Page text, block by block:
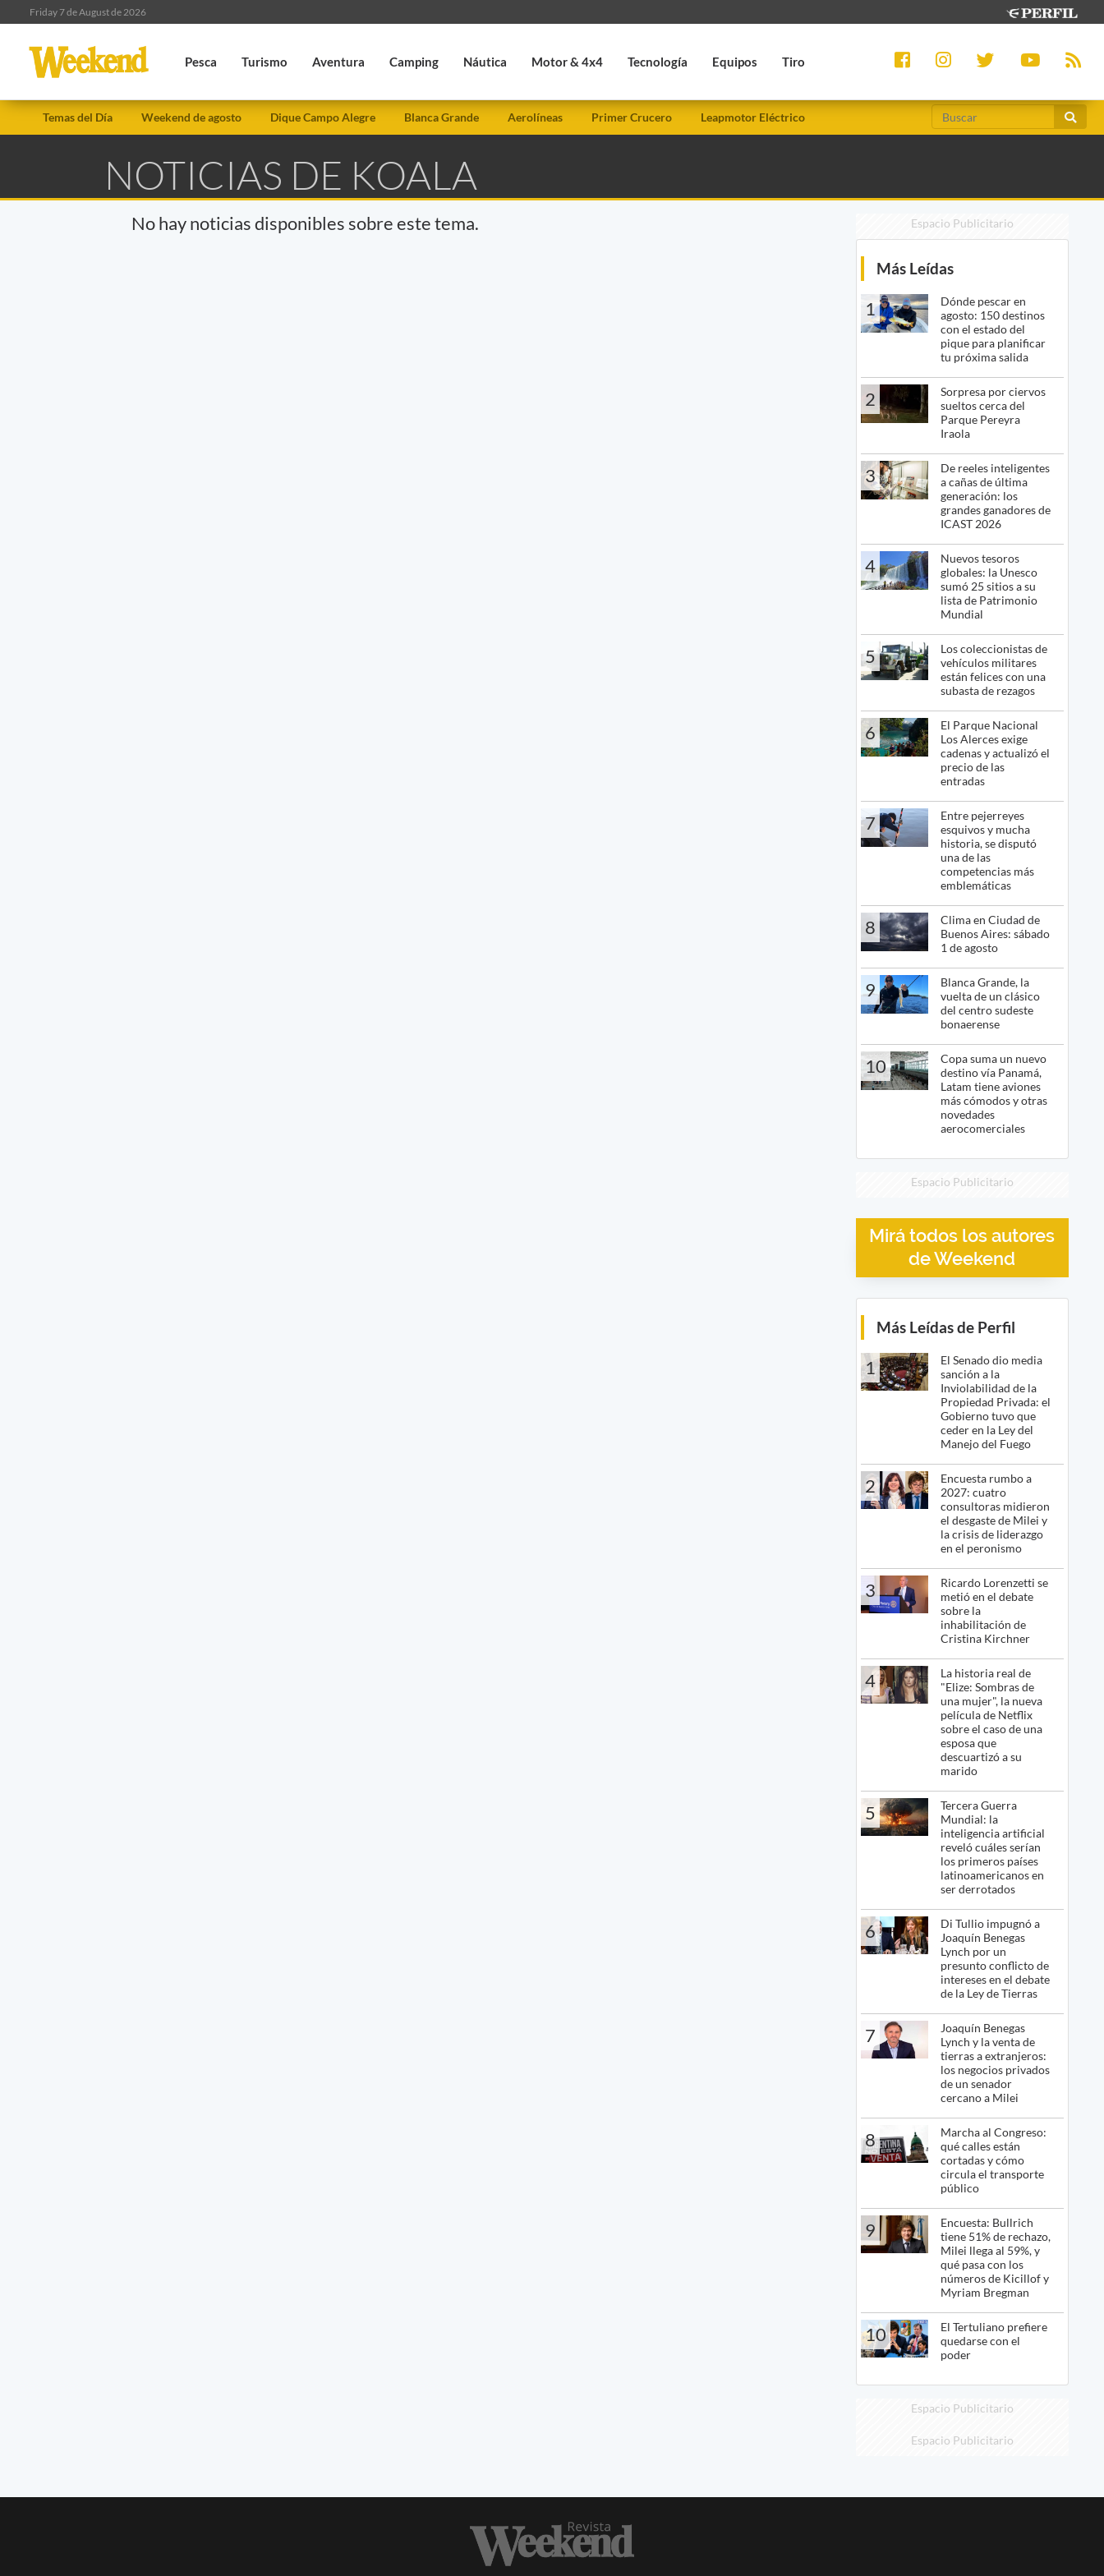
Friday 7 de August de 2026
Pesca Turismo Aventura Camping Náutica Motor & 4x4 Tecnología Equipos Tiro
Temas del Día Weekend de agosto Dique Campo Alegre Blanca Grande Aerolíneas Primer Crucero Leapmotor Eléctrico
NOTICIAS DE KOALA
No hay noticias disponibles sobre este tema. Espacio Publicitario
Más Leídas
1
Dónde pescar en
agosto: 150 destinos
con el estado del
pique para planificar
tu próxima salida
2
Sorpresa por ciervos
sueltos cerca del
Parque Pereyra
Iraola
3
De reeles inteligentes
a cañas de última
generación: los
grandes ganadores de
ICAST 2026
4
Nuevos tesoros
globales: la Unesco
sumó 25 sitios a su
lista de Patrimonio
Mundial
5
Los coleccionistas de
vehículos militares
están felices con una
subasta de rezagos
6
El Parque Nacional
Los Alerces exige
cadenas y actualizó el
precio de las
entradas
7
Entre pejerreyes
esquivos y mucha
historia, se disputó
una de las
competencias más
emblemáticas
8
Clima en Ciudad de
Buenos Aires: sábado
1 de agosto
9
Blanca Grande, la
vuelta de un clásico
del centro sudeste
bonaerense
10
Copa suma un nuevo
destino vía Panamá,
Latam tiene aviones
más cómodos y otras
novedades
aerocomerciales
Espacio Publicitario
Mirá todos los autores
de Weekend
Más Leídas de Perfil
1
El Senado dio media
sanción a la
Inviolabilidad de la
Propiedad Privada: el
Gobierno tuvo que
ceder en la Ley del
Manejo del Fuego
2
Encuesta rumbo a
2027: cuatro
consultoras midieron
el desgaste de Milei y
la crisis de liderazgo
en el peronismo
3
Ricardo Lorenzetti se
metió en el debate
sobre la
inhabilitación de
Cristina Kirchner
4
La historia real de
"Elize: Sombras de
una mujer", la nueva
película de Netflix
sobre el caso de una
esposa que
descuartizó a su
marido
5
Tercera Guerra
Mundial: la
inteligencia artificial
reveló cuáles serían
los primeros países
latinoamericanos en
ser derrotados
6
Di Tullio impugnó a
Joaquín Benegas
Lynch por un
presunto conflicto de
intereses en el debate
de la Ley de Tierras
7
Joaquín Benegas
Lynch y la venta de
tierras a extranjeros:
los negocios privados
de un senador
cercano a Milei
8
Marcha al Congreso:
qué calles están
cortadas y cómo
circula el transporte
público
9
Encuesta: Bullrich
tiene 51% de rechazo,
Milei llega al 59%, y
qué pasa con los
números de Kicillof y
Myriam Bregman
10
El Tertuliano prefiere
quedarse con el
poder
Espacio Publicitario
Espacio Publicitario